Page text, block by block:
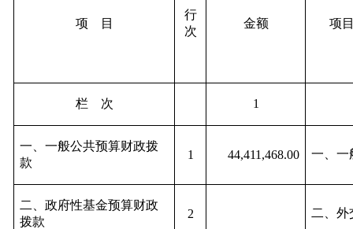
项 目
行
次
金额 项
栏 次 1
一、一般公共预算财政拨
款
1 44,411,468.00 一、一
二、政府性基金预算财政
拨款
2 二、外